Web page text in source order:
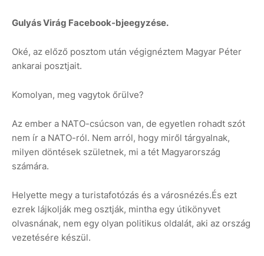
Gulyás Virág Facebook-bjeegyzése.
Oké, az előző posztom után végignéztem Magyar Péter
ankarai posztjait.
Komolyan, meg vagytok őrülve?
Az ember a NATO-csúcson van, de egyetlen rohadt szót
nem ír a NATO-ról. Nem arról, hogy miről tárgyalnak,
milyen döntések születnek, mi a tét Magyarország
számára.
Helyette megy a turistafotózás és a városnézés.És ezt
ezrek lájkolják meg osztják, mintha egy útikönyvet
olvasnának, nem egy olyan politikus oldalát, aki az ország
vezetésére készül.